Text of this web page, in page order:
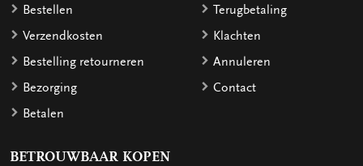
Bestellen
Verzendkosten
Bestelling retourneren
Bezorging
Betalen
Terugbetaling
Klachten
Annuleren
Contact
BETROUWBAAR KOPEN